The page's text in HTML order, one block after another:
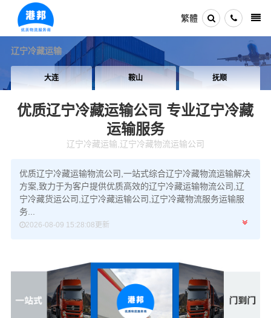
繁體
辽宁冷藏运输
大连 鞍山 抚顺
优质辽宁冷藏运输公司 专业辽宁冷藏
运输服务
辽宁冷藏运输,辽宁冷藏物流运输公司
优质辽宁冷藏运输物流公司,一站式综合辽宁冷藏物流运输解决
方案,致力于为客户提供优质高效的辽宁冷藏运输物流公司,辽
宁冷藏货运公司,辽宁冷藏运输公司,辽宁冷藏物流服务运输服
务...
2026-08-09 15:28:08更新